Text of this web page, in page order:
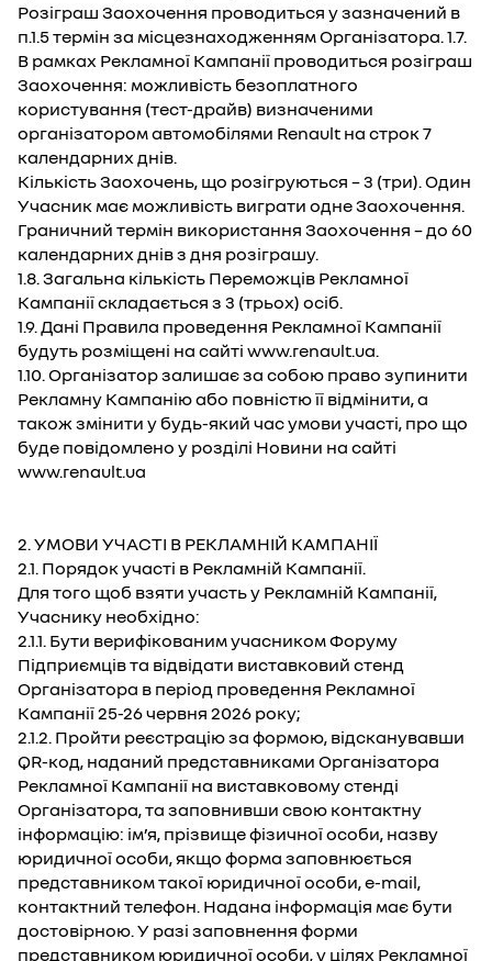
Розіграш Заохочення проводиться у зазначений в
п.1.5 термін за місцезнаходженням Організатора. 1.7.
В рамках Рекламної Кампанії проводиться розіграш
Заохочення: можливість безоплатного
користування (тест-драйв) визначеними
організатором автомобілями Renault на строк 7
календарних днів.
Кількість Заохочень, що розігруються – 3 (три). Один
Учасник має можливість виграти одне Заохочення.
Граничний термін використання Заохочення – до 60
календарних днів з дня розіграшу.
1.8. Загальна кількість Переможців Рекламної
Кампанії складається з 3 (трьох) осіб.
1.9. Дані Правила проведення Рекламної Кампанії
будуть розміщені на сайті www.renault.ua.
1.10. Організатор залишає за собою право зупинити
Рекламну Кампанію або повністю її відмінити, а
також змінити у будь-який час умови участі, про що
буде повідомлено у розділі Новини на сайті
www.renault.ua
2. УМОВИ УЧАСТІ В РЕКЛАМНІЙ КАМПАНІЇ
2.1. Порядок участі в Рекламній Кампанії.
Для того щоб взяти участь у Рекламній Кампанії,
Учаснику необхідно:
2.1.1. Бути верифікованим учасником Форуму
Підприємців та відвідати виставковий стенд
Організатора в період проведення Рекламної
Кампанії 25-26 червня 2026 року;
2.1.2. Пройти реєстрацію за формою, відсканувавши
QR-код, наданий представниками Організатора
Рекламної Кампанії на виставковому стенді
Організатора, та заповнивши свою контактну
інформацію: ім’я, прізвище фізичної особи, назву
юридичної особи, якщо форма заповнюється
представником такої юридичної особи, e-mail,
контактний телефон. Надана інформація має бути
достовірною. У разі заповнення форми
представником юридичної особи, у цілях Рекламної